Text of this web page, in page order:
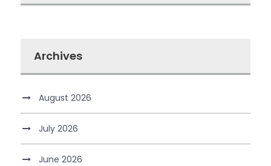
Archives
August 2026
July 2026
June 2026